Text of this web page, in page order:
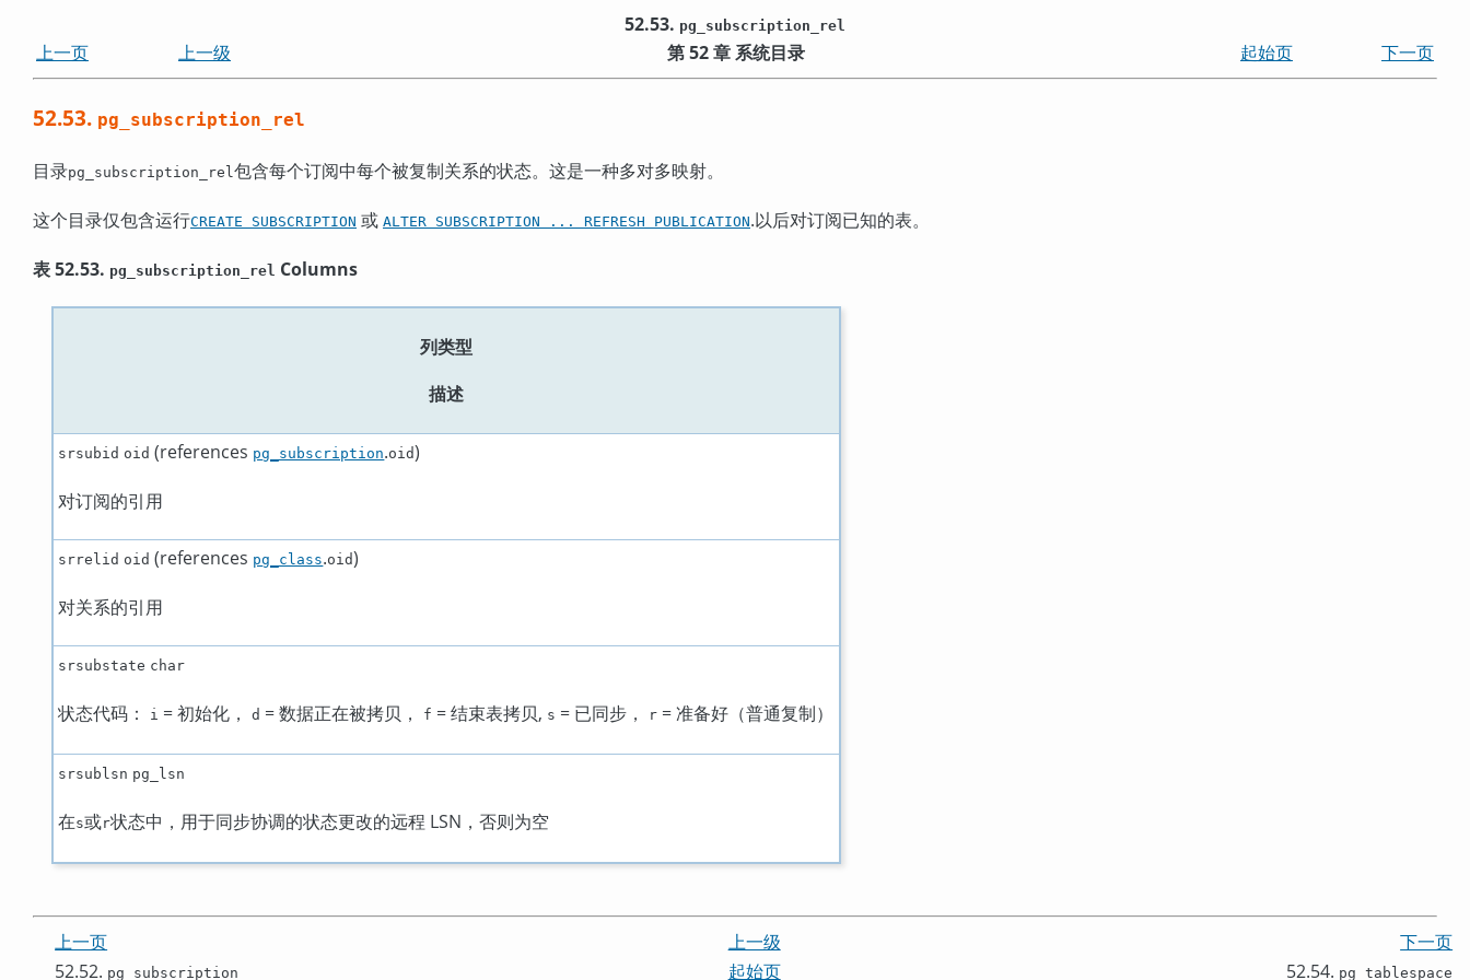
52.53. pg_subscription_rel
上一页 上一级 第 52 章 系统目录 起始页 下一页
52.53. pg_subscription_rel
目录pg_subscription_rel 包含每个订阅中每个被复制关系的状态。这是一种多对多映射。
这个目录仅包含运行CREATE SUBSCRIPTION 或 ALTER SUBSCRIPTION ... REFRESH PUBLICATION.以后对订阅已知的表。
表 52.53. pg_subscription_rel Columns
列类型
描述
srsubid oid (references pg_subscription.oid)
对订阅的引用
srrelid oid (references pg_class.oid)
对关系的引用
srsubstate char
状态代码： i = 初始化，d = 数据正在被拷贝， f = 结束表拷贝, s = 已同步， r = 准备好（普通复制）
srsublsn pg_lsn
在s或r状态中，用于同步协调的状态更改的远程 LSN，否则为空
上一页 上一级
下一页
52.52. pg_subscription 起始页 52.54. pg_tablespace